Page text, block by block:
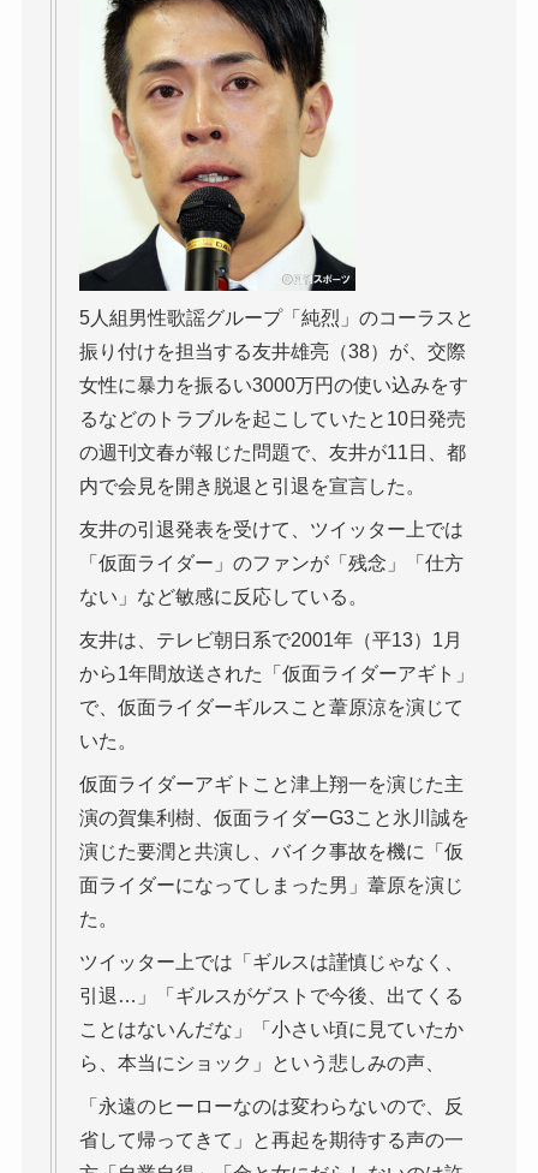
5人組男性歌謡グループ「純烈」のコーラスと
振り付けを担当する友井雄亮（38）が、交際
女性に暴力を振るい3000万円の使い込みをす
るなどのトラブルを起こしていたと10日発売
の週刊文春が報じた問題で、友井が11日、都
内で会見を開き脱退と引退を宣言した。
友井の引退発表を受けて、ツイッター上では
「仮面ライダー」のファンが「残念」「仕方
ない」など敏感に反応している。
友井は、テレビ朝日系で2001年（平13）1月
から1年間放送された「仮面ライダーアギト」
で、仮面ライダーギルスこと葦原涼を演じて
いた。
仮面ライダーアギトこと津上翔一を演じた主
演の賀集利樹、仮面ライダーG3こと氷川誠を
演じた要潤と共演し、バイク事故を機に「仮
面ライダーになってしまった男」葦原を演じ
た。
ツイッター上では「ギルスは謹慎じゃなく、
引退…」「ギルスがゲストで今後、出てくる
ことはないんだな」「小さい頃に見ていたか
ら、本当にショック」という悲しみの声、
「永遠のヒーローなのは変わらないので、反
省して帰ってきて」と再起を期待する声の一